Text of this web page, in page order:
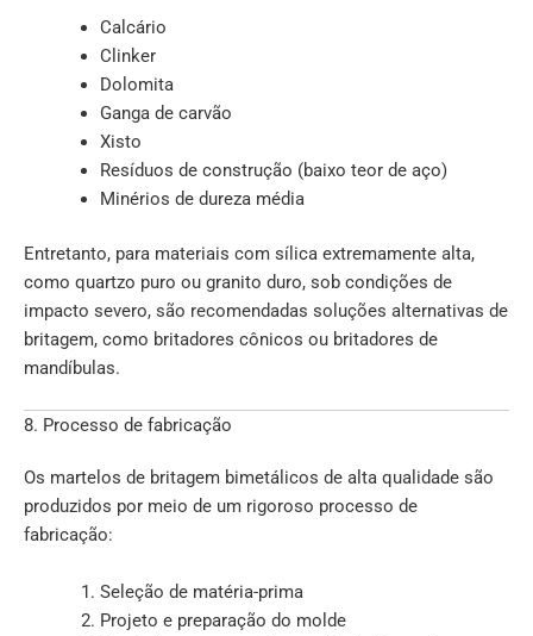
Calcário
Clinker
Dolomita
Ganga de carvão
Xisto
Resíduos de construção (baixo teor de aço)
Minérios de dureza média
Entretanto, para materiais com sílica extremamente alta,
como quartzo puro ou granito duro, sob condições de
impacto severo, são recomendadas soluções alternativas de
britagem, como britadores cônicos ou britadores de
mandíbulas.
8. Processo de fabricação
Os martelos de britagem bimetálicos de alta qualidade são
produzidos por meio de um rigoroso processo de
fabricação:
Seleção de matéria-prima
Projeto e preparação do molde